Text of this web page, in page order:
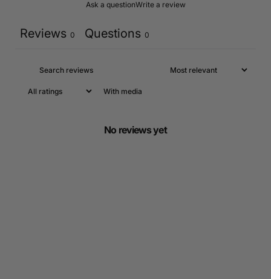
Ask a questionWrite a review
Reviews 0 Questions 0
With media
No reviews yet